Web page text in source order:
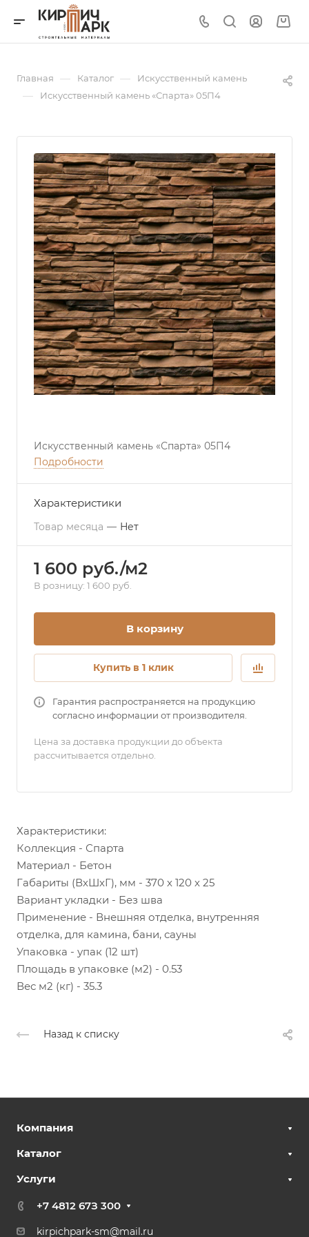
Главная — Каталог — Искусственный камень
— Искусственный камень «Спарта» 05П4
Искусственный камень «Спарта» 05П4
Подробности
Характеристики
Товар месяца — Нет
1 600 руб./м2
В розницу: 1 600 руб.
В корзину
Купить в 1 клик
Гарантия распространяется на продукцию
согласно информации от производителя.
Цена за доставка продукции до объекта
рассчитывается отдельно.
Характеристики:
Коллекция - Спарта
Материал - Бетон
Габариты (ВхШхГ), мм - 370 х 120 х 25
Вариант укладки - Без шва
Применение - Внешняя отделка, внутренняя
отделка, для камина, бани, сауны
Упаковка - упак (12 шт)
Площадь в упаковке (м2) - 0.53
Вес м2 (кг) - 35.3
Назад к списку
Компания
Каталог
Услуги
+7 4812 67З 300
kirpichpark-sm@mail.ru